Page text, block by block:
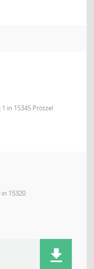
in 15345 Prötzel
15320